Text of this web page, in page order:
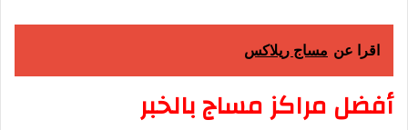
اقرا عن مساج ريلاكس
أفضل مراكز مساج بالخبر